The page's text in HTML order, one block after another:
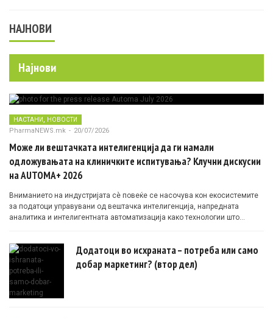
НАЈНОВИ
Најнови
НАСТАНИ, НОВОСТИ
PharmaNEWS.mk - 20/07/2026
Може ли вештачката интелигенција да ги намали
одложувањата на клиничките испитувања? Клучни дискусии
на AUTOMA+ 2026
Вниманието на индустријата сè повеќе се насочува кон екосистемите
за податоци управувани од вештачка интелигенција, напредната
аналитика и интелигентната автоматизација како технологии што
Додатоци во исхраната – потреба или само
добар маркетинг? (втор дел)